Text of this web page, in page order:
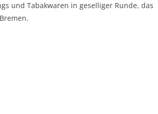
und Tabakwaren in geselliger Runde, das